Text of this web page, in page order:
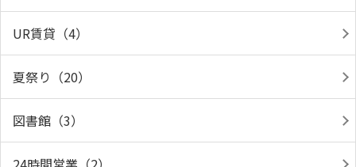
UR賃貸（4）
夏祭り（20）
図書館（3）